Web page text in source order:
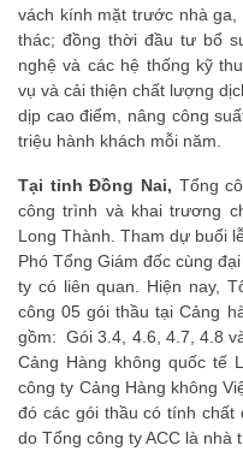
vách kính mặt trước nhà
thác; đồng thời đầu tư bổ
nghệ và các hệ thống kỹ
vụ và cải thiện chất lượng
dịp cao điểm, nâng công
triệu hành khách mỗi năm.
Tại tỉnh Đồng Nai, Tổng
công trình và khai trương
Long Thành. Tham dự buổi
Phó Tổng Giám đốc cùng
ty có liên quan. Hiện nay,
công 05 gói thầu tại Cảng
gồm: Gói 3.4, 4.6, 4.7, 4.8
Cảng Hàng không quốc tế
công ty Cảng Hàng không
đó các gói thầu có tính chất
do Tổng công ty ACC là nhà